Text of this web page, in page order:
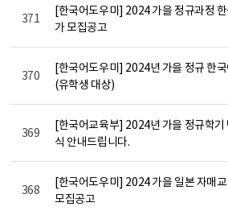
371
[한국어도우미] 2024 가을 정규과정
가 모집공고
370
[한국어도우미] 2024년 가을 정규 한
(유학생 대상)
369
[한국어교육부] 2024년 가을 정규학기
식 안내드립니다.
368
[한국어도우미] 2024 가을 일본 자매
모집공고